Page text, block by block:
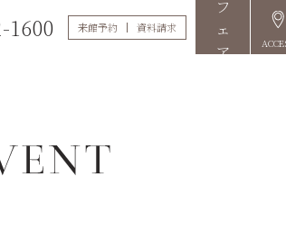
1600 来館予約 資料請求